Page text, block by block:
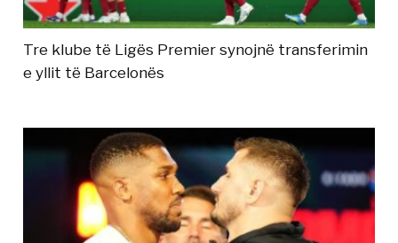
Tre klube të Ligës Premier synojnë transferimin
e yllit të Barcelonës